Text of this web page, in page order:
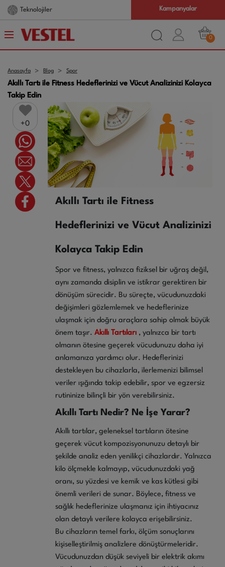
Teknolojiler Kampanyalar
0
Anasayfa Blog Spor
Akıllı Tartı ile Fitness Hedeflerinizi ve Vücut Analizinizi Kolayca
Takip Edin
0
Akıllı Tartı ile Fitness
Hedeflerinizi ve Vücut Analizinizi
Kolayca Takip Edin
Spor ve fitness, yalnızca fiziksel bir uğraş değil,
aynı zamanda disiplin ve istikrar gerektiren bir
dönüşüm sürecidir. Bu süreçte, vücudunuzdaki
değişimleri gözlemlemek ve hedeflerinize
ulaşmak için doğru araçlara sahip olmak büyük
önem taşır. Akıllı Tartıları , yalnızca bir tartı
olmanın ötesine geçerek vücudunuzu daha iyi
anlamanıza yardımcı olur. Hedeflerinizi
destekleyen bu cihazlarla, ilerlemenizi bilimsel
veriler ışığında takip edebilir, spor ve egzersiz
rutininize bilinçli bir yön verebilirsiniz.
Akıllı Tartı Nedir? Ne İşe Yarar?
Akıllı tartılar, geleneksel tartıların ötesine
geçerek vücut kompozisyonunuzu detaylı bir
şekilde analiz eden yenilikçi cihazlardır. Yalnızca
kilo ölçmekle kalmayıp, vücudunuzdaki yağ
oranı, su yüzdesi ve kemik ve kas kütlesi gibi
önemli verileri de sunar. Böylece, fitness ve
sağlık hedeflerinize ulaşmanız için ihtiyacınız
olan detaylı verilere kolayca erişebilirsiniz.
Bu cihazların temel farkı, ölçüm sonuçlarını
kişiselleştirilmiş analizlere dönüştürmeleridir.
Vücudunuzdan düşük seviyeli bir elektrik akımı